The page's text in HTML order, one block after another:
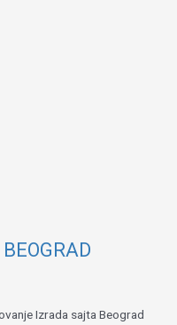
Izrada sajta Beograd